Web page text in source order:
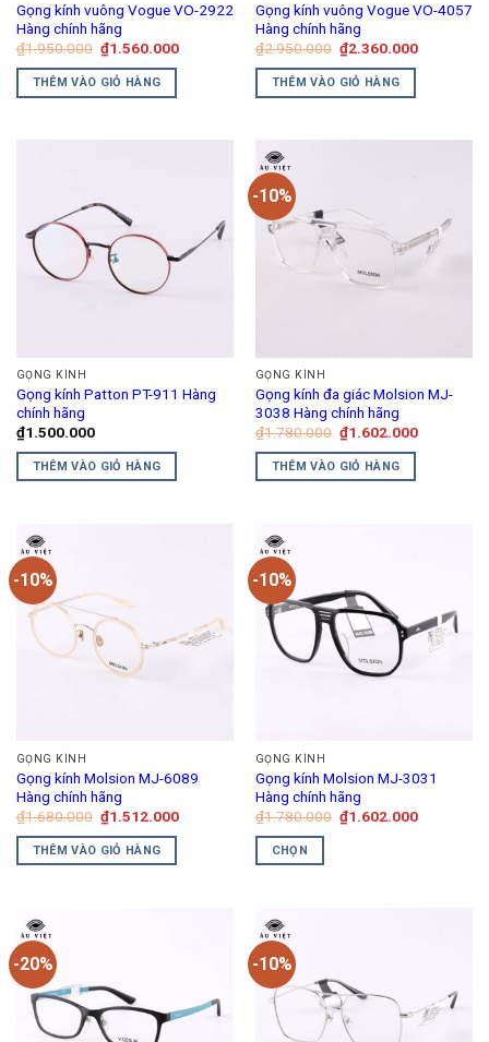
Gọng kính vuông Vogue VO-2922
Hàng chính hãng
₫1.950.000 Giá
gốc
là:
₫1.950.000.
₫1.560.000Giá
₫1.560.000.
THÊM VÀO GIỎ HÀNG
Gọng kính vuông Vogue VO-4057
Hàng chính hãng
₫2.950.000 Giá
gốc
là:
₫2.950.000.
₫2.360.000Giá
THÊM VÀO GIỎ HÀNG
GỌNG KÍNH
Gọng kính Patton PT-911 Hàng
chính hãng
₫1.500.000
THÊM VÀO GIỎ HÀNG
-10%
GỌNG KÍNH
Gọng kính đa giác Molsion MJ-
3038 Hàng chính hãng
₫1.780.000 Giá
gốc
là:
₫1.780.000.
₫1.602.000Giá
THÊM VÀO GIỎ HÀNG
-10%
GỌNG KÍNH
Gọng kính Molsion MJ-6089
Hàng chính hãng
₫1.680.000 Giá
gốc
là:
₫1.680.000.
₫1.512.000Giá
THÊM VÀO GIỎ HÀNG
-10%
GỌNG KÍNH
Gọng kính Molsion MJ-3031
Hàng chính hãng
₫1.780.000 Giá
gốc
₫1.602.000Giá
CHỌN
này
có
nhiều
biến
thể.
-20% -10%